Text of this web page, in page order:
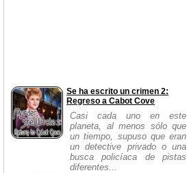
Se ha escrito un crimen 2:
Regreso a Cabot Cove
Casi cada uno en este
planeta, al menos sólo que
un tiempo, supuso que eran
un detective privado o una
busca policíaca de pistas
diferentes...